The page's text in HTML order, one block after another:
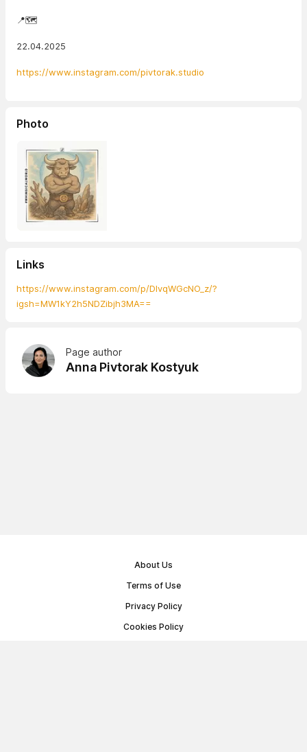
📍🗺️
22.04.2025
https://www.instagram.com/pivtorak.studio
Photo
Links
https://www.instagram.com/p/DIvqWGcNO_z/?
igsh=MW1kY2h5NDZibjh3MA==
Page author
Anna Pivtorak Kostyuk
About Us
Terms of Use
Privacy Policy
Cookies Policy